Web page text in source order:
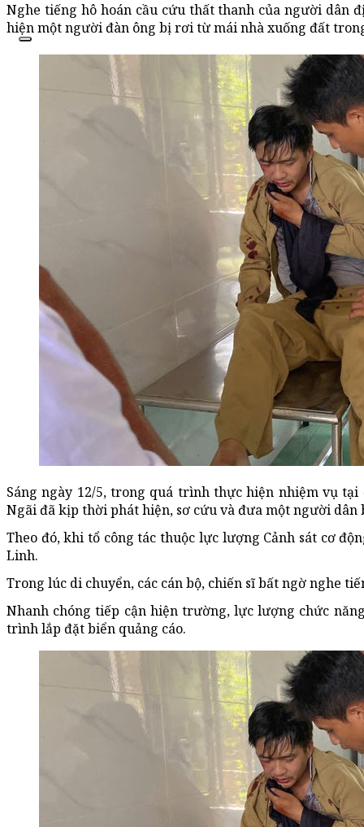
Nghe tiếng hô hoán cầu cứu thất thanh của người dân
hiện một người đàn ông bị rơi từ mái nhà xuống đất
Sáng ngày 12/5, trong quá trình thực hiện nhiệm vụ
Ngãi đã kịp thời phát hiện, sơ cứu và đưa một người dân
Theo đó, khi tổ công tác thuộc lực lượng Cảnh sát cơ
Linh.
Trong lúc di chuyển, các cán bộ, chiến sĩ bất ngờ nghe
Nhanh chóng tiếp cận hiện trường, lực lượng chức
trình lắp đặt biển quảng cáo.